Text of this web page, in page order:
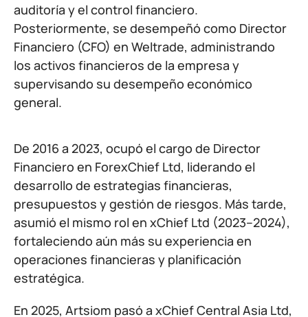
auditoría y el control financiero.
Posteriormente, se desempeñó como Director
Financiero (CFO) en Weltrade, administrando
los activos financieros de la empresa y
supervisando su desempeño económico
general.
De 2016 a 2023, ocupó el cargo de Director
Financiero en ForexChief Ltd, liderando el
desarrollo de estrategias financieras,
presupuestos y gestión de riesgos. Más tarde,
asumió el mismo rol en xChief Ltd (2023–2024),
fortaleciendo aún más su experiencia en
operaciones financieras y planificación
estratégica.
En 2025, Artsiom pasó a xChief Central Asia Ltd,